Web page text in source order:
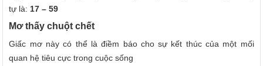
tự là: 17 – 59
Mơ thấy chuột chết
Giấc mơ này có thể là điềm báo cho sự kết thúc của một mối
quan hệ tiêu cực trong cuộc sống